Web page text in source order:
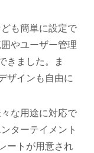
も簡単に設定で
やユーザー管理
きました。ま
ザインも自由に
な用途に対応で
ターテイメント
ートが用意され